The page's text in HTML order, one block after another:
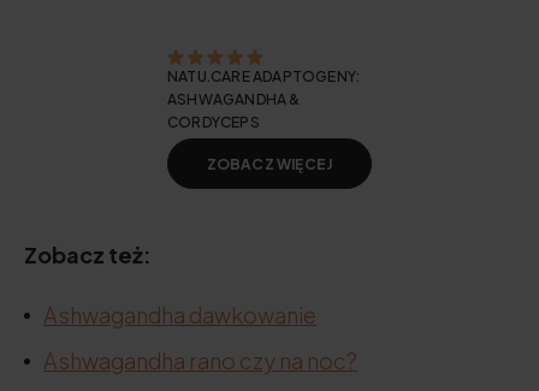
NATU.CARE ADAPTOGENY:
ASHWAGANDHA &
CORDYCEPS
ZOBACZ WIĘCEJ
Zobacz też:
Ashwagandha dawkowanie
Ashwagandha rano czy na noc?